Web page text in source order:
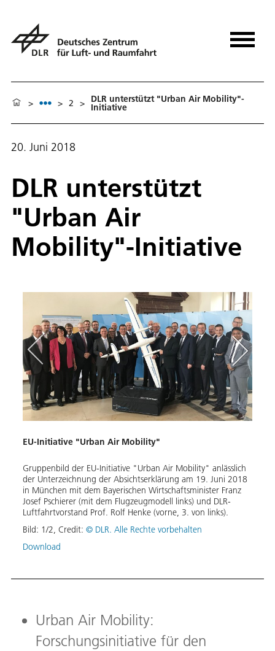
> > 2 > DLR unterstützt "Urban Air Mobility"-
Initiative
20. Juni 2018
DLR unterstützt
"Urban Air
Mobility"-Initiative
EU-Initiative "Urban Air Mobility"
Gruppenbild der EU-Initiative "Urban Air Mobility" anlässlich
der Unterzeichnung der Absichtserklärung am 19. Juni 2018
in München mit dem Bayerischen Wirtschaftsminister Franz
Josef Pschierer (mit dem Flugzeugmodell links) und DLR-
Luftfahrtvorstand Prof. Rolf Henke (vorne, 3. von links).
Bild: 1/2, Credit: © DLR. Alle Rechte vorbehalten
Download
Urban Air Mobility:
Forschungsinitiative für den